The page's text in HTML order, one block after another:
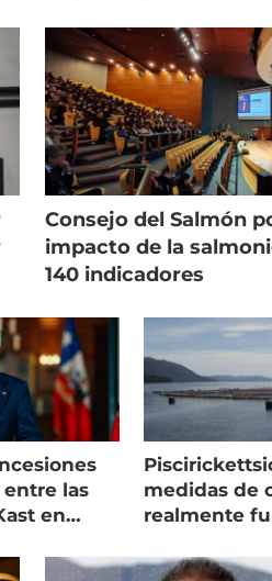
Consejo del Salmón
impacto de la
140 indicadores
las
en
medidas de
realmente